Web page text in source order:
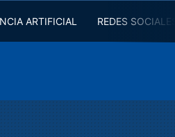
ARTIFICIAL REDES